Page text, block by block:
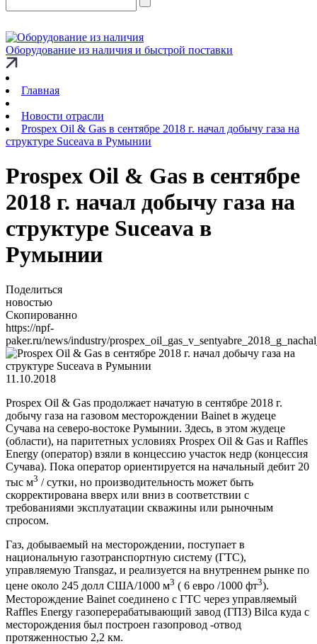
Оборудование из наличия и быстрой поставки
Главная
Новости отрасли
Prospex Oil & Gas в сентябре 2018 г. начал добычу газа на
структуре Suceava в Румынии
Prospex Oil & Gas в сентябре
2018 г. начал добычу газа на
структуре Suceava в
Румынии
Поделиться
новостью
Скопированно
https://npf-
paker.ru/news/industry/
11.10.2018
Prospex Oil & Gas продолжает начатую в сентябре 2018 г.
добычу газа на газовом месторождении Bainet в жудеце
Сучава на северо-востоке Румынии. Здесь, в этом жудеце
(области), на паритетных условиях Prospex Oil & Gas и Raffles
Energy (оператор) взяли в концессию участок недр (концессия
Сучава). Пока оператор ориентируется на начальный дебит 20
тыс м3 / сутки, но производительность может быть
скорректирована вверх или вниз в соответствии с
требованиями эксплуатации скважины или рыночным
спросом.
Газ, добываемый на месторождении, поступает в
национальную газотранспортную систему (ГТС),
управляемую Transgaz, и реализуется на внутреннем рынке по
цене около 245 долл США/1000 м3 ( 6 евро /1000 фт3).
Месторождение Bainet соединено с ГТС через управляемый
Raffles Energy газоперерабатывающий завод (ГПЗ) Bilca куда с
месторождения был построен газопровод -отвод
протяженностью 2,2 км.